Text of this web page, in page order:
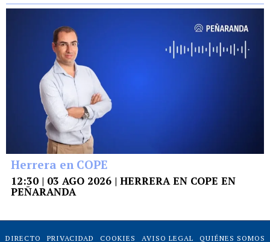
Herrera en COPE
12:30 | 03 AGO 2026 | HERRERA EN COPE EN
PEÑARANDA
DIRECTO PRIVACIDAD COOKIES AVISO LEGAL QUIÉNES SOMOS